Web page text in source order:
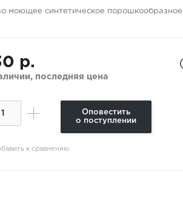
моющее синтетическое порошкообразное
р.
последняя цена
Оповестить
о поступлении
к сравнению